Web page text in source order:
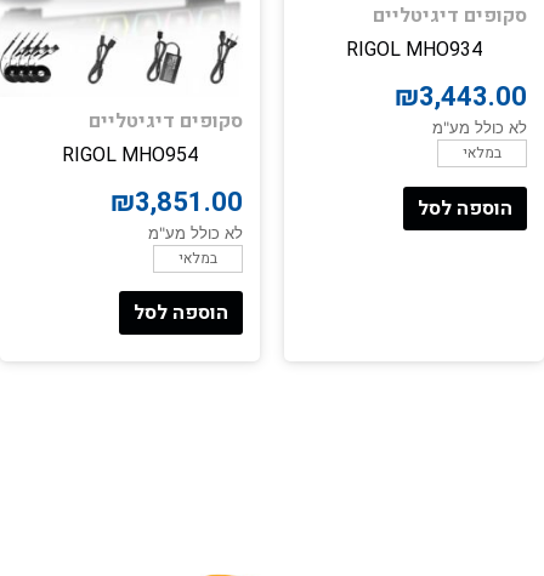
סקופים דיגיטליים
RIGOL MHO934
₪3,443.00
לא כולל מע"מ
במלאי
הוספה לסל
סקופים דיגיטליים
RIGOL MHO954
₪3,851.00
לא כולל מע"מ
במלאי
הוספה לסל